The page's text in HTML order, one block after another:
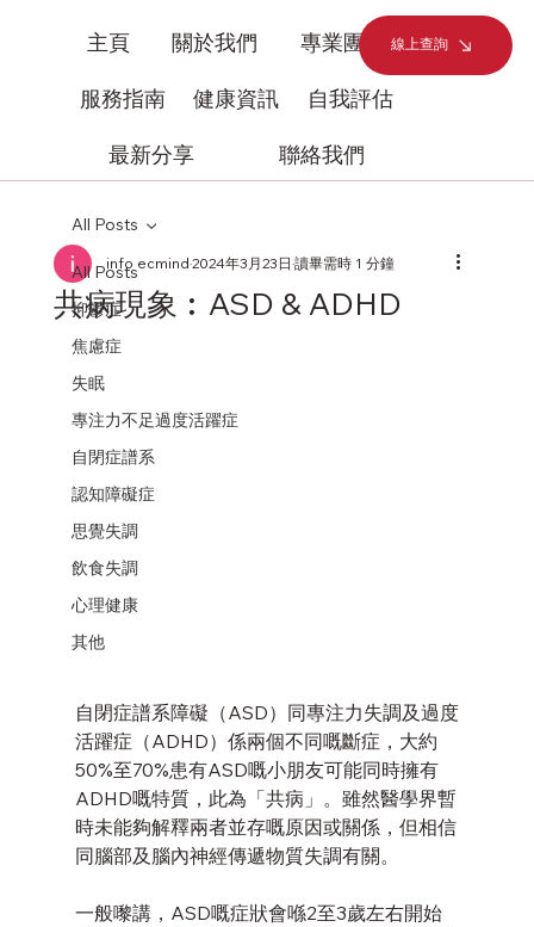
主頁 關於我們 專業團隊
服務指南 健康資訊 自我評估
最新分享 聯絡我們
線上查詢
All Posts
抑鬱症
焦慮症
失眠
專注力不足過度活躍症
自閉症譜系
認知障礙症
思覺失調
飲食失調
心理健康
其他
All Posts
共病現象︰ASD & ADHD
info ecmind2024年3月23日 讀畢需時 1 分鐘
自閉症譜系障礙（ASD）同專注力失調及過度
活躍症（ADHD）係兩個不同嘅斷症，大約
50%至70%患有ASD嘅小朋友可能同時擁有
ADHD嘅特質，此為「共病」。雖然醫學界暫
時未能夠解釋兩者並存嘅原因或關係，但相信
同腦部及腦內神經傳遞物質失調有關。
一般嚟講，ASD嘅症狀會喺2至3歲左右開始